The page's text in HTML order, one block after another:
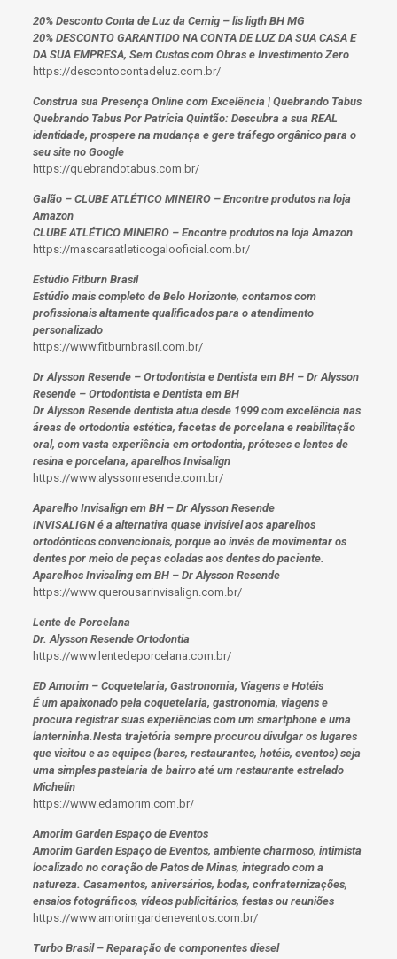
20% Desconto Conta de Luz da Cemig – lis ligth BH MG
20% DESCONTO GARANTIDO NA CONTA DE LUZ DA SUA CASA E
DA SUA EMPRESA, Sem Custos com Obras e Investimento Zero
https://descontocontadeluz.com.br/
Construa sua Presença Online com Excelência | Quebrando Tabus
Quebrando Tabus Por Patrícia Quintão: Descubra a sua REAL
identidade, prospere na mudança e gere tráfego orgânico para o
seu site no Google
https://quebrandotabus.com.br/
Galão – CLUBE ATLÉTICO MINEIRO – Encontre produtos na loja
Amazon
CLUBE ATLÉTICO MINEIRO – Encontre produtos na loja Amazon
https://mascaraatleticogalooficial.com.br/
Estúdio Fitburn Brasil
Estúdio mais completo de Belo Horizonte, contamos com
profissionais altamente qualificados para o atendimento
personalizado
https://www.fitburnbrasil.com.br/
Dr Alysson Resende – Ortodontista e Dentista em BH – Dr Alysson
Resende – Ortodontista e Dentista em BH
Dr Alysson Resende dentista atua desde 1999 com excelência nas
áreas de ortodontia estética, facetas de porcelana e reabilitação
oral, com vasta experiência em ortodontia, próteses e lentes de
resina e porcelana, aparelhos Invisalign
https://www.alyssonresende.com.br/
Aparelho Invisalign em BH – Dr Alysson Resende
INVISALIGN é a alternativa quase invisível aos aparelhos
ortodônticos convencionais, porque ao invés de movimentar os
dentes por meio de peças coladas aos dentes do paciente.
Aparelhos Invisaling em BH – Dr Alysson Resende
https://www.querousarinvisalign.com.br/
Lente de Porcelana
Dr. Alysson Resende Ortodontia
https://www.lentedeporcelana.com.br/
ED Amorim – Coquetelaria, Gastronomia, Viagens e Hotéis
É um apaixonado pela coquetelaria, gastronomia, viagens e
procura registrar suas experiências com um smartphone e uma
lanterninha.Nesta trajetória sempre procurou divulgar os lugares
que visitou e as equipes (bares, restaurantes, hotéis, eventos) seja
uma simples pastelaria de bairro até um restaurante estrelado
Michelin
https://www.edamorim.com.br/
Amorim Garden Espaço de Eventos
Amorim Garden Espaço de Eventos, ambiente charmoso, intimista
localizado no coração de Patos de Minas, integrado com a
natureza. Casamentos, aniversários, bodas, confraternizações,
ensaios fotográficos, vídeos publicitários, festas ou reuniões
https://www.amorimgardeneventos.com.br/
Turbo Brasil – Reparação de componentes diesel